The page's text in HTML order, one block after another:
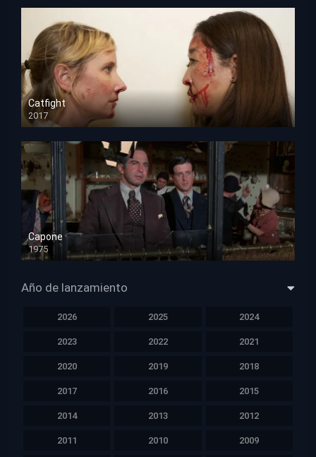
Catfight
2017
HD 720p
Capone
1975
HD 1080p
Año de lanzamiento
2026 2025 2024
2023 2022 2021
2020 2019 2018
2017 2016 2015
2014 2013 2012
2011 2010 2009